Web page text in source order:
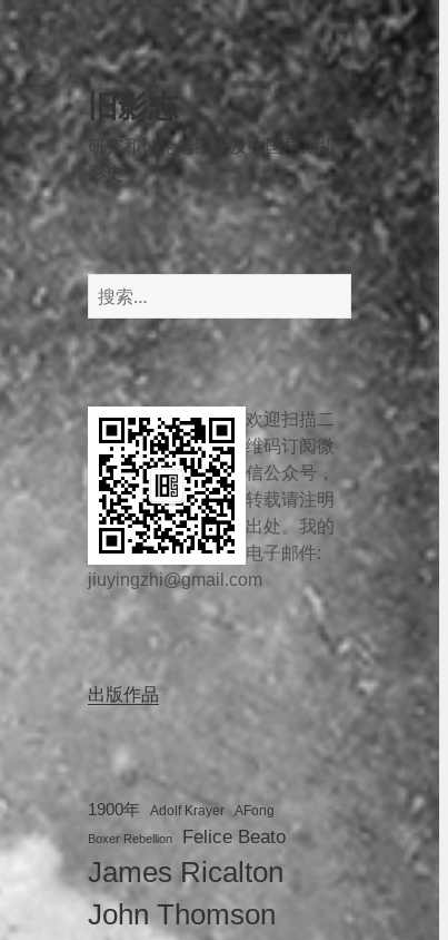
旧影志
研究和讨论老照片及中国早期摄
影史
搜
欢迎扫描二
维码订阅微
信公众号，
转载请注明
出处。我的
电子邮件:
jiuyingzhi@gmail.com
出版作品
1900年 Adolf Krayer AFong
Boxer Rebellion Felice Beato
James Ricalton
John Thomson